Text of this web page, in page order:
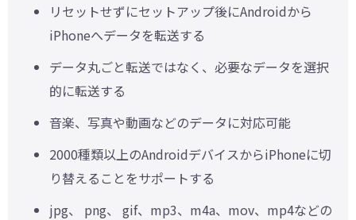
リセットせずにセットアップ後にAndroidから
iPhoneへデータを転送する
データ丸ごと転送ではなく、必要なデータを選択
的に転送する
音楽、写真や動画などのデータに対応可能
2000種類以上のAndroidデバイスからiPhoneに切
り替えることをサポートする
jpg、 png、 gif、mp3、m4a、mov、mp4などの